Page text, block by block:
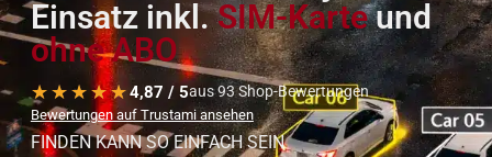
Einsatz inkl.SIM-Karteund
ohne ABO
★★★★★
★★★★★4,87 / 5aus 93 Shop-Bewertungen
Bewertungen auf Trustami ansehen
FINDEN KANN SO EINFACH SEIN